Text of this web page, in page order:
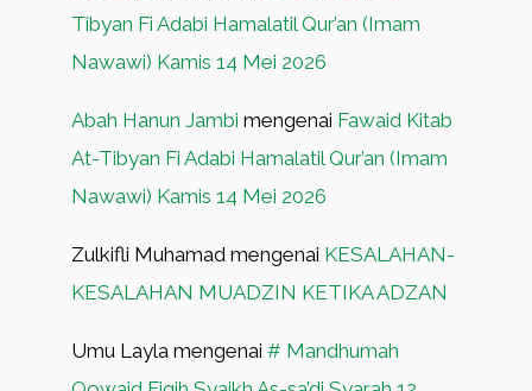
Tibyan Fi Adabi Hamalatil Qur’an (Imam
Nawawi) Kamis 14 Mei 2026
Abah Hanun Jambi mengenai Fawaid Kitab
At-Tibyan Fi Adabi Hamalatil Qur’an (Imam
Nawawi) Kamis 14 Mei 2026
Zulkifli Muhamad mengenai KESALAHAN-
KESALAHAN MUADZIN KETIKA ADZAN
Umu Layla mengenai # Mandhumah